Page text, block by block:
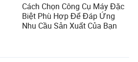
Cách Chọn Công Cụ Máy Đặc
Biệt Phù Hợp Để Đáp Ứng
Nhu Cầu Sản Xuất Của Bạn